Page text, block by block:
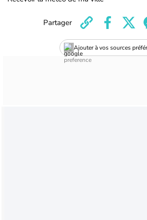
Ajouter à vos sources
Partager